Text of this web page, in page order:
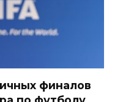
финалов